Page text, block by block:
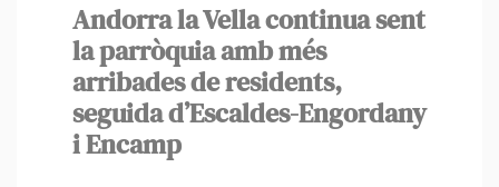
Andorra la Vella continua sent
la parròquia amb més
arribades de residents,
seguida d’Escaldes-Engordany
i Encamp